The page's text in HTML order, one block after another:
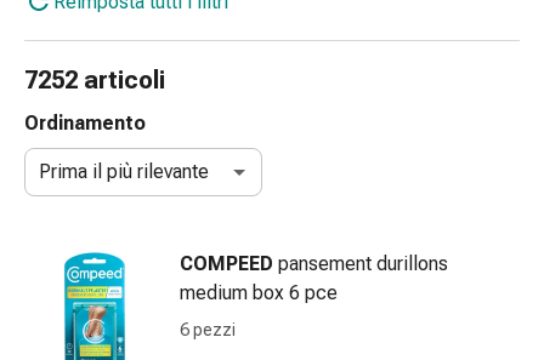
gola
Tosse
e
bronchite
accessori
Detergente
7252 articoli
Ordinamento
Prima il più rilevante
COMPEED pansement durillons
medium box 6 pce
6 pezzi